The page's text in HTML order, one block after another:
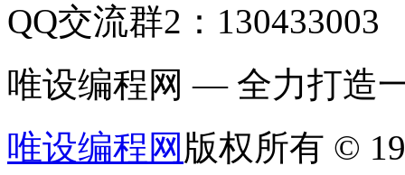
QQ交流群2：130433003
唯设编程网 — 全力打造
唯设编程网 版权所有 ©